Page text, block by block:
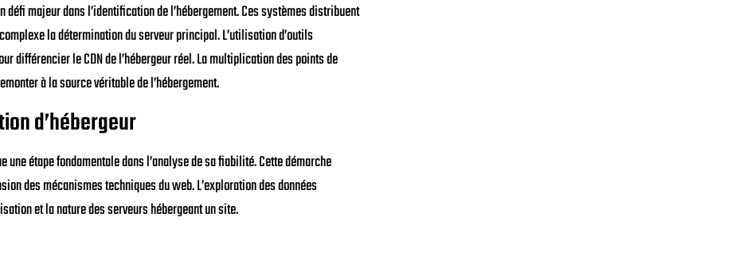
majeur dans l’identification de l’hébergement. Ces systèmes distribuent
la détermination du serveur principal. L’utilisation d’outils
différencier le CDN de l’hébergeur réel. La multiplication des points de
à la source véritable de l’hébergement.
d’hébergeur
étape fondamentale dans l’analyse de sa fiabilité. Cette démarche
des mécanismes techniques du web. L’exploration des données
et la nature des serveurs hébergeant un site.